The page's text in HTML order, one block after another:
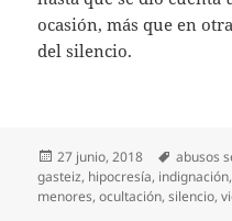
ocasión, más que en
del silencio.
Publicado
el
27 junio, 2018 Etiquetas
abusos
gasteiz, hipocresía, indignación,
menores,ocultación,silencio,